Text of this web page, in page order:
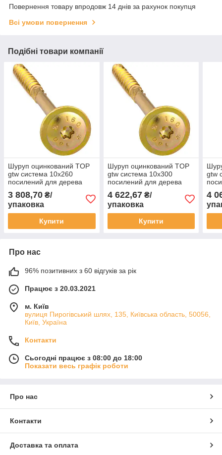
Повернення товару впродовж 14 днів за рахунок покупця
Всі умови повернення
Подібні товари компанії
Шуруп оцинкований TOP
gtw система 10х260
посилений для дерева
(50 шт)
3 808,70 ₴/
упаковка
Купити
Шуруп оцинкований TOP
gtw система 10х300
посилений для дерева
(50 шт)
4 622,67₴/
упаковка
Купити
gtw
(50
4
Про нас
96% позитивних з 60 відгуків за рік
Працює з 20.03.2021
м. Київ
вулиця Пирогівський шлях, 135, Київська область, 50056,
Київ, Україна
Контакти
Сьогодні працює з 08:00 до 18:00
Показати весь графік роботи
Про нас
Контакти
Доставка та оплата